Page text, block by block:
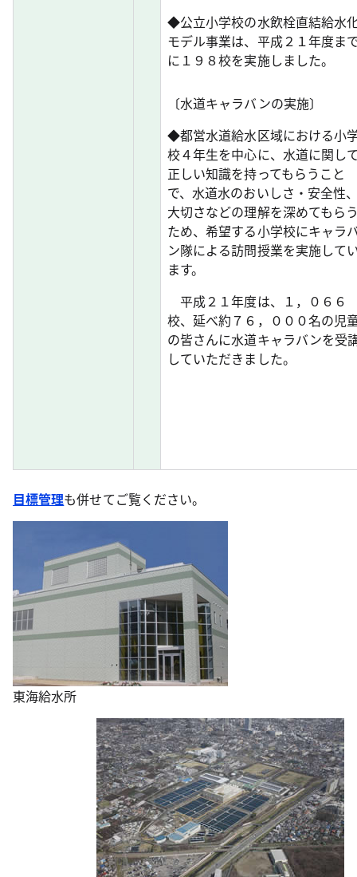
◆公立小学校の水飲栓直結給水
モデル事業は、平成２１年度ま
に１９８校を実施しました。
〔水道キャラバンの実施〕
◆都営水道給水区域における小
校４年生を中心に、水道に関し
正しい知識を持ってもらうこと
で、水道水のおいしさ・安全性
大切さなどの理解を深めてもら
ため、希望する小学校にキャラ
ン隊による訪問授業を実施して
ます。
平成２１年度は、１，０６６
校、延べ約７６，０００名の児
の皆さんに水道キャラバンを受
していただきました。
目標管理も併せてご覧ください。
東海給水所